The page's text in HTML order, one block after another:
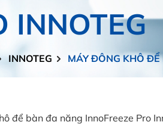
INNOTEG
INNOTEG MÁY ĐÔNG KHÔ ĐỂ
để bàn đa năng InnoFreeze Pro